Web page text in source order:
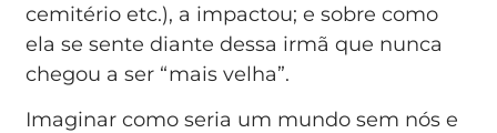
cemitério etc.), a impactou; e sobre como
ela se sente diante dessa irmã que nunca
chegou a ser “mais velha”.
Imaginar como seria um mundo sem nós e